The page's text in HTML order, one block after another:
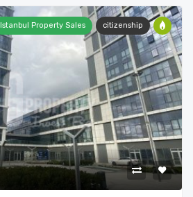
citizenship
Istanbul Property Sales